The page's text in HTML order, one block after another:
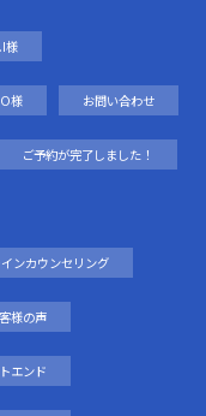
様
様 お問い合わせ
ご予約が完了しました！
ンカウンセリング
様の声
エンド